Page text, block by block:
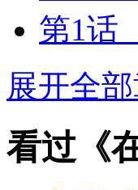
第1话
展开全
看过《